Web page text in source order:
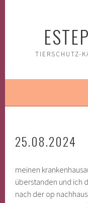
TIERSCHUTZ-
25.08.2024
meinen
überstanden und ich
nach der op